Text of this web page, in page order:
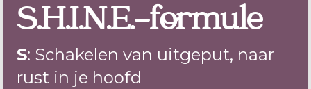
S.H.I.N.E.-formule
S: Schakelen van uitgeput, naar
rust in je hoofd